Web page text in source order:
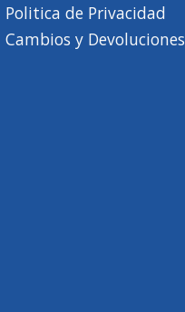
Politica de Privacidad
Cambios y Devoluciones